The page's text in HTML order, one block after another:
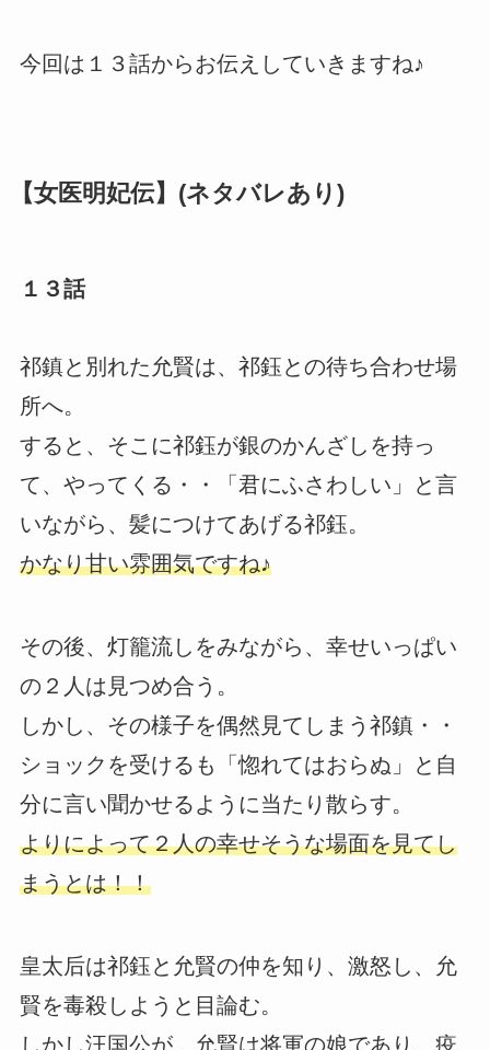
今回は１３話からお伝えしていきますね♪
【女医明妃伝】(ネタバレあり)
１３話
祁鎮と別れた允賢は、祁鈺との待ち合わせ場
所へ。
すると、そこに祁鈺が銀のかんざしを持っ
て、やってくる・・「君にふさわしい」と言
いながら、髪につけてあげる祁鈺。
かなり甘い雰囲気ですね♪
その後、灯籠流しをみながら、幸せいっぱい
の２人は見つめ合う。
しかし、その様子を偶然見てしまう祁鎮・・
ショックを受けるも「惚れてはおらぬ」と自
分に言い聞かせるように当たり散らす。
よりによって２人の幸せそうな場面を見てし
まうとは！！
皇太后は祁鈺と允賢の仲を知り、激怒し、允
賢を毒殺しようと目論む。
しかし汪国公が、允賢は将軍の娘であり、疫